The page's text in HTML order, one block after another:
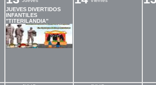
JUEVES DIVERTIDOS
INFANTILES
"TITERILANDIA"